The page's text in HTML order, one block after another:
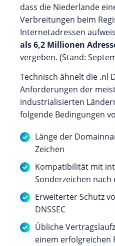
dass die Niederlande
Verbreitungen beim
Internetadressen
als 6,2 Millionen
vergeben. (Stand:
Technisch ähnelt die .nl
Anforderungen der
industrialisierten
folgende Bedingungen
Länge der
Zeichen
Kompatibilität mit
Sonderzeichen nach
Erweiterter Schutz
DNSSEC
Übliche
einem erfolgreichen